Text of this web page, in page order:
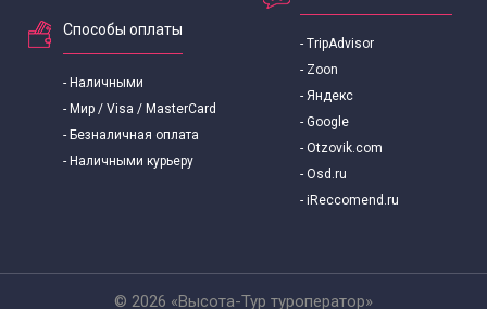
Способы оплаты
- Наличными
- Мир / Visa / MasterCard
- Безналичная оплата
- Наличными курьеру
- TripAdvisor
- Zoon
- Яндекс
- Google
- Otzovik.com
- Osd.ru
- iReccomend.ru
© 2026 «Высота-Тур туроператор»